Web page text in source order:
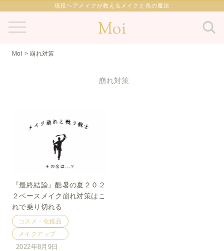
現役ヘアメイクが教えるメイクと色の魔法
Moi
Moi > 崩れ対策
崩れ対策
『最終結論』酷暑の夏２０２
２ベースメイク崩れ対策はこ
れで乗り切れる
コスメ・化粧品
メイクアップ
2022年8月9日